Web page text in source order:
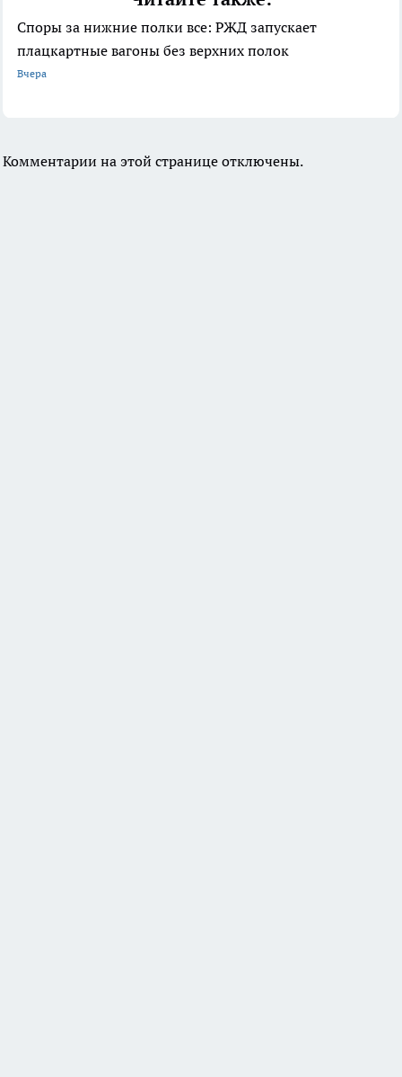
Споры за нижние полки все: РЖД запускает
плацкартные вагоны без верхних полок
Вчера
Комментарии на этой странице отключены.